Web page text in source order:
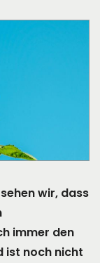
wir, dass
immer den
ist noch nicht